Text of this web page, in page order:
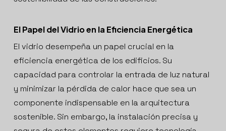
El Papel del Vidrio en la Eficiencia Energética
El vidrio desempeña un papel crucial en la
eficiencia energética de los edificios. Su
capacidad para controlar la entrada de luz natural
y minimizar la pérdida de calor hace que sea un
componente indispensable en la arquitectura
sostenible. Sin embargo, la instalación precisa y